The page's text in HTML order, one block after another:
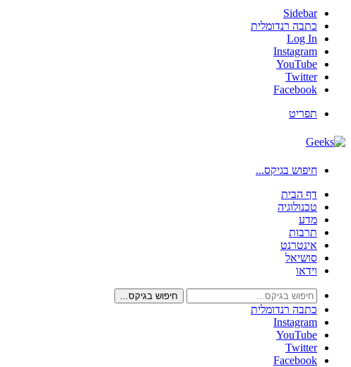
Sidebar
כתבה רנדומלית
Log In
Instagram
YouTube
Twitter
Facebook
תפריט
חיפוש בגיקס...
דף הבית
טכנולוגיה
מדע
תרבות
אינטרנט
סושיאל
וידאו
חיפוש בגיקס...
כתבה רנדומלית
Instagram
YouTube
Twitter
Facebook